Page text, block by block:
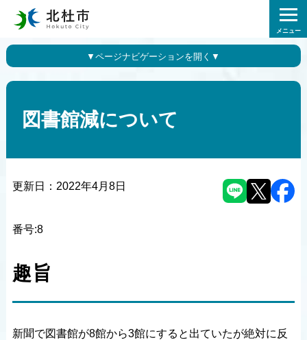
メニュー
図書館減について
更新日： 2022年4月8日
番号:8
趣旨
新聞で図書館が8館から3館にすると出ていたが絶対に反